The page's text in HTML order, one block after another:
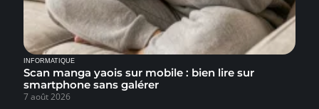
INFORMATIQUE
Scan manga yaois sur mobile : bien lire sur
smartphone sans galérer
7 août 2026